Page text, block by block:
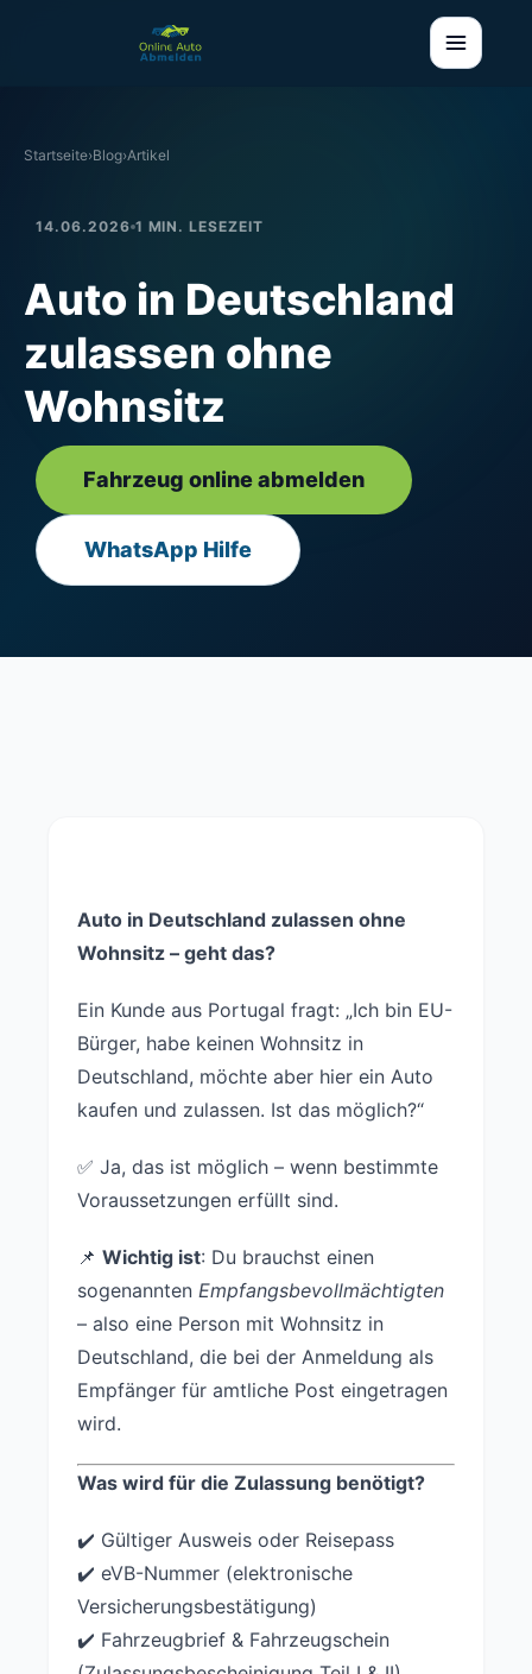
Startseite›Blog›Artikel
14.06.2026 1 MIN. LESEZEIT
Auto in Deutschland
zulassen ohne
Wohnsitz
Fahrzeug online abmelden
WhatsApp Hilfe
Auto in Deutschland zulassen ohne
Wohnsitz – geht das?
Ein Kunde aus Portugal fragt: „Ich bin EU-
Bürger, habe keinen Wohnsitz in
Deutschland, möchte aber hier ein Auto
kaufen und zulassen. Ist das möglich?“
✅ Ja, das ist möglich – wenn bestimmte
Voraussetzungen erfüllt sind.
📌 Wichtig ist: Du brauchst einen
sogenannten Empfangsbevollmächtigten
– also eine Person mit Wohnsitz in
Deutschland, die bei der Anmeldung als
Empfänger für amtliche Post eingetragen
wird.
Was wird für die Zulassung benötigt?
✔️ Gültiger Ausweis oder Reisepass
✔️ eVB-Nummer (elektronische
Versicherungsbestätigung)
✔️ Fahrzeugbrief & Fahrzeugschein